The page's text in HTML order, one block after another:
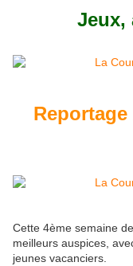
Jeux,
Cette 4ème semaine
meilleurs auspices,
jeunes vacanciers.